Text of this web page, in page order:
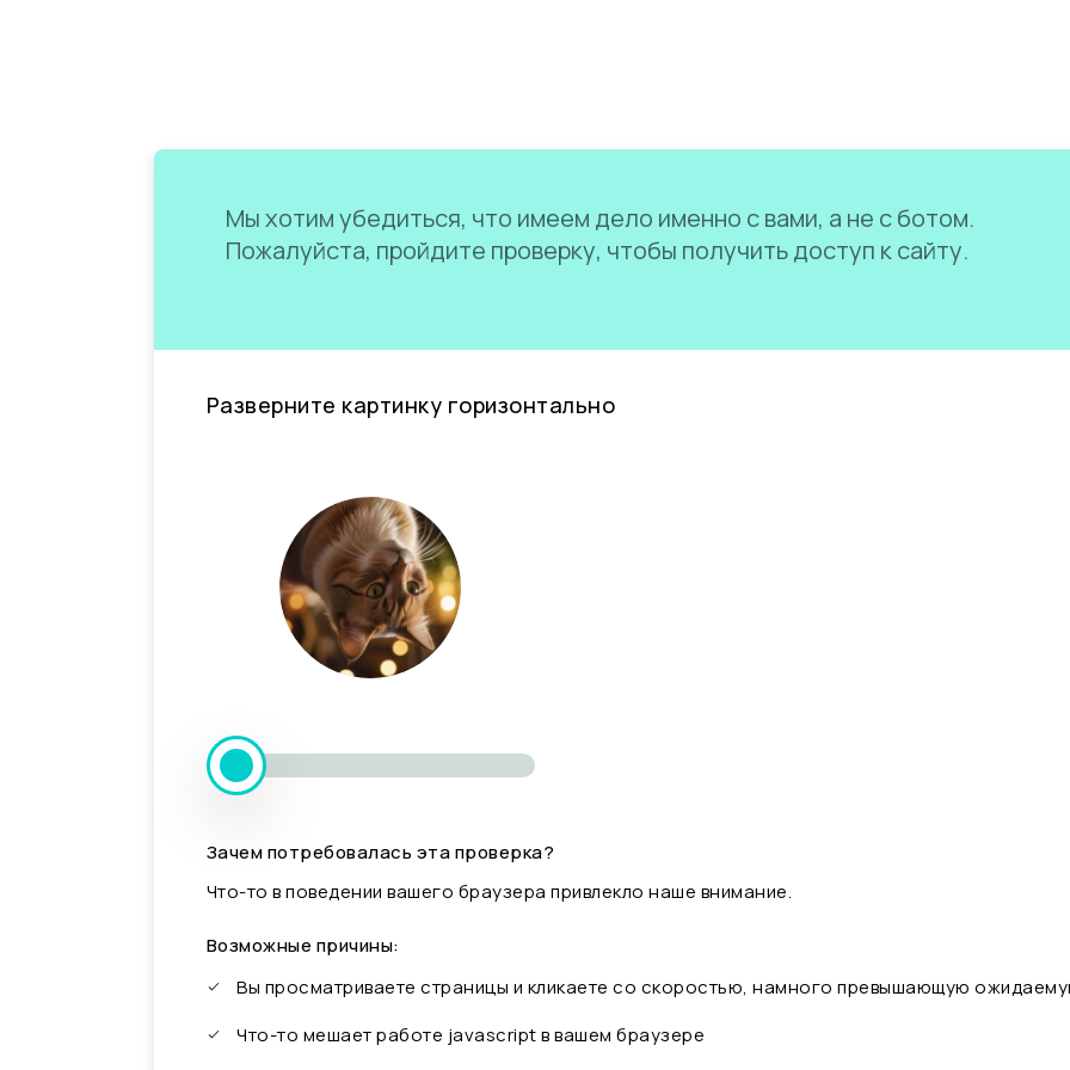
Мы хотим убедиться, что имеем дело именно с вами, а не с ботом.
Пожалуйста, пройдите проверку, чтобы получить доступ к сайту.
Разверните картинку горизонтально
Зачем потребовалась эта проверка?
Что-то в поведении вашего браузера привлекло наше внимание.
Возможные причины:
Вы просматриваете страницы и кликаете со скоростью, намного превышающую
Что-то мешает работе javascript в вашем браузере